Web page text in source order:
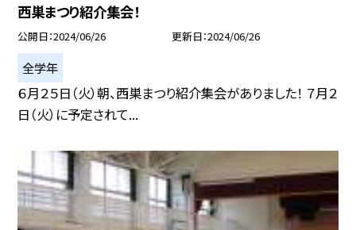
西巣まつり紹介集会！
公開日 2024/06/26 更新日 2024/06/26
全学年
６月２５日（火）朝、西巣まつり紹介集会がありました！ ７月２
日（火）に予定されて...